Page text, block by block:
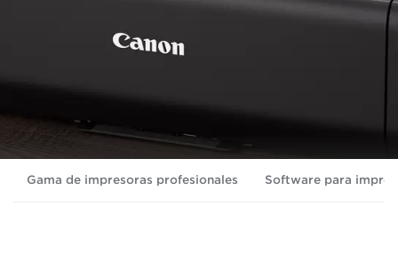
Gama de impresoras profesionales Software para